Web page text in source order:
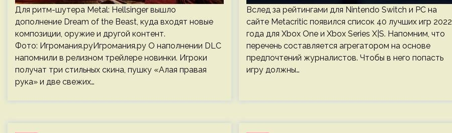
Для ритм-шутера Metal: Hellsinger вышло
дополнение Dream of the Beast, куда входят новые
композиции, оружие и другой контент.
Фото: Игромания.руИгромания.ру О наполнении DLC
напомнили в релизном трейлере новинки. Игроки
получат три стильных скина, пушку «Алая правая
рука» и две свежих…
Вслед за рейтингами для Nintendo Switch и PC на
сайте Metacritic появился список 40 лучших игр 2022
года для Xbox One и Xbox Series X|S. Напомним, что
перечень составляется агрегатором на основе
предпочтений журналистов. Чтобы в него попасть
игру должны…